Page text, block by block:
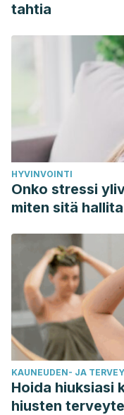
tahtia
HYVINVOINTI
Onko stressi
miten sitä
KAUNEUDEN- JA
Hoida hiuksiasi
hiusten